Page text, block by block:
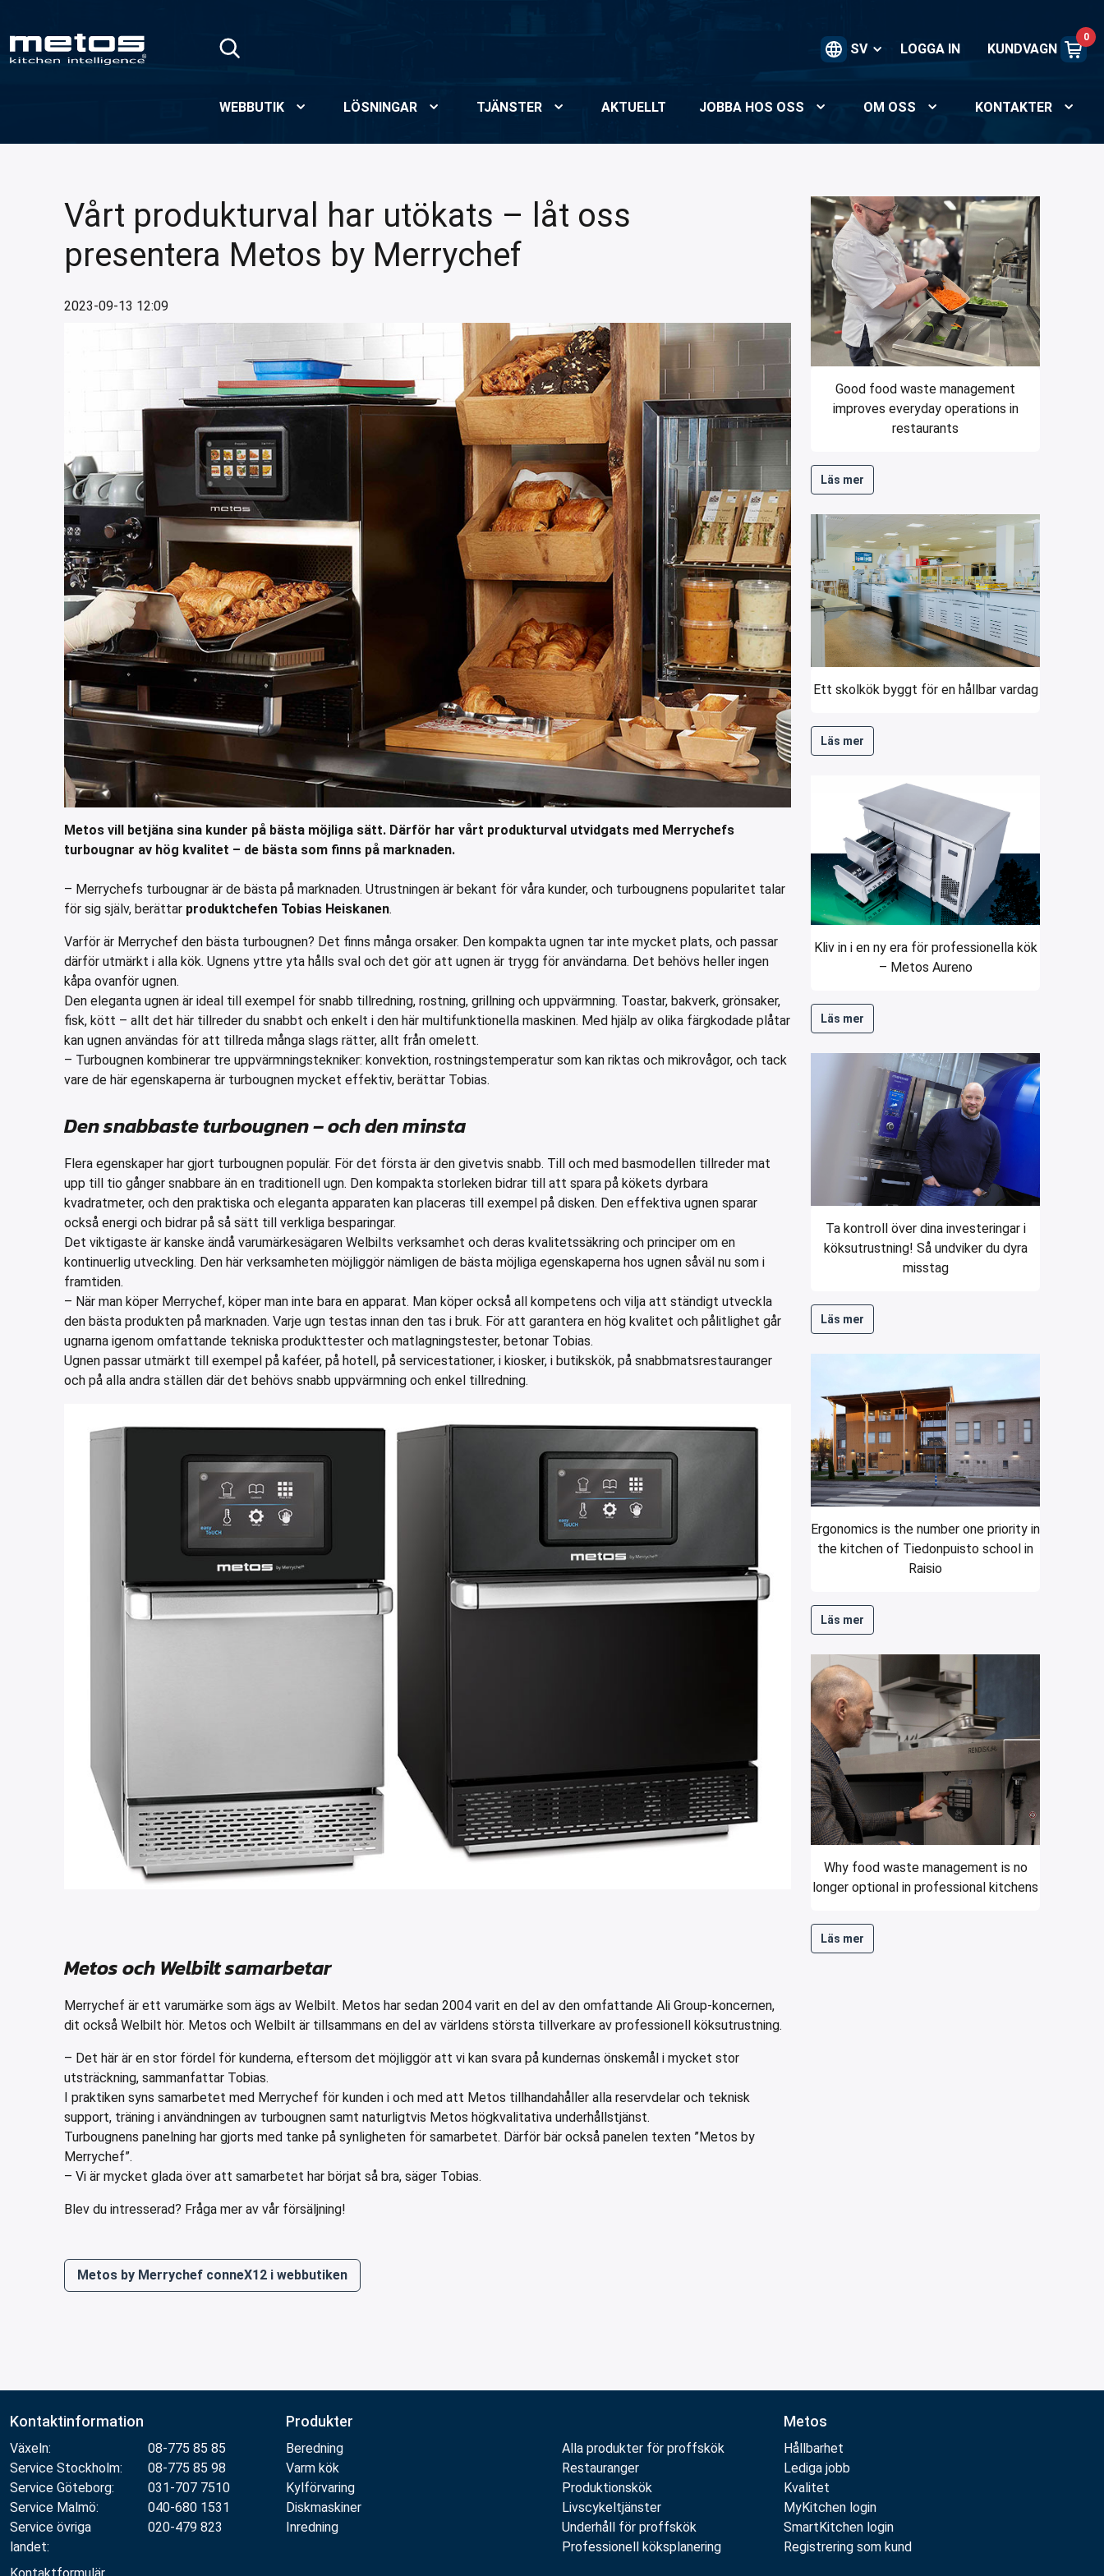
SV LOGGA IN KUNDVAGN
0
WEBBUTIK LÖSNINGAR TJÄNSTER AKTUELLT JOBBA HOS OSS OM OSS KONTAKTER
Vårt produkturval har utökats – låt oss
presentera Metos by Merrychef
2023-09-13 12:09
Metos vill betjäna sina kunder på bästa möjliga sätt. Därför har vårt produkturval utvidgats med Merrychefs
turbougnar av hög kvalitet – de bästa som finns på marknaden.
– Merrychefs turbougnar är de bästa på marknaden. Utrustningen är bekant för våra kunder, och turbougnens popularitet talar
för sig själv, berättar produktchefen Tobias Heiskanen.
Varför är Merrychef den bästa turbougnen? Det finns många orsaker. Den kompakta ugnen tar inte mycket plats, och passar
därför utmärkt i alla kök. Ugnens yttre yta hålls sval och det gör att ugnen är trygg för användarna. Det behövs heller ingen
kåpa ovanför ugnen.
Den eleganta ugnen är ideal till exempel för snabb tillredning, rostning, grillning och uppvärmning. Toastar, bakverk, grönsaker,
fisk, kött – allt det här tillreder du snabbt och enkelt i den här multifunktionella maskinen. Med hjälp av olika färgkodade plåtar
kan ugnen användas för att tillreda många slags rätter, allt från omelett.
– Turbougnen kombinerar tre uppvärmningstekniker: konvektion, rostningstemperatur som kan riktas och mikrovågor, och tack
vare de här egenskaperna är turbougnen mycket effektiv, berättar Tobias.
Den snabbaste turbougnen – och den minsta
Flera egenskaper har gjort turbougnen populär. För det första är den givetvis snabb. Till och med basmodellen tillreder mat
upp till tio gånger snabbare än en traditionell ugn. Den kompakta storleken bidrar till att spara på kökets dyrbara
kvadratmeter, och den praktiska och eleganta apparaten kan placeras till exempel på disken. Den effektiva ugnen sparar
också energi och bidrar på så sätt till verkliga besparingar.
Det viktigaste är kanske ändå varumärkesägaren Welbilts verksamhet och deras kvalitetssäkring och principer om en
kontinuerlig utveckling. Den här verksamheten möjliggör nämligen de bästa möjliga egenskaperna hos ugnen såväl nu som i
framtiden.
– När man köper Merrychef, köper man inte bara en apparat. Man köper också all kompetens och vilja att ständigt utveckla
den bästa produkten på marknaden. Varje ugn testas innan den tas i bruk. För att garantera en hög kvalitet och pålitlighet går
ugnarna igenom omfattande tekniska produkttester och matlagningstester, betonar Tobias.
Ugnen passar utmärkt till exempel på kaféer, på hotell, på servicestationer, i kiosker, i butikskök, på snabbmatsrestauranger
och på alla andra ställen där det behövs snabb uppvärmning och enkel tillredning.
Metos och Welbilt samarbetar
Merrychef är ett varumärke som ägs av Welbilt. Metos har sedan 2004 varit en del av den omfattande Ali Group-koncernen,
dit också Welbilt hör. Metos och Welbilt är tillsammans en del av världens största tillverkare av professionell köksutrustning.
– Det här är en stor fördel för kunderna, eftersom det möjliggör att vi kan svara på kundernas önskemål i mycket stor
utsträckning, sammanfattar Tobias.
I praktiken syns samarbetet med Merrychef för kunden i och med att Metos tillhandahåller alla reservdelar och teknisk
support, träning i användningen av turbougnen samt naturligtvis Metos högkvalitativa underhållstjänst.
Turbougnens panelning har gjorts med tanke på synligheten för samarbetet. Därför bär också panelen texten ”Metos by
Merrychef”.
– Vi är mycket glada över att samarbetet har börjat så bra, säger Tobias.
Blev du intresserad? Fråga mer av vår försäljning!
Metos by Merrychef conneX12 i webbutiken
Good food waste management
improves everyday operations in
restaurants
Läs mer
Ett skolkök byggt för en hållbar vardag
Läs mer
Kliv in i en ny era för professionella kök
– Metos Aureno
Läs mer
Ta kontroll över dina investeringar i
köksutrustning! Så undviker du dyra
misstag
Läs mer
Ergonomics is the number one priority in
the kitchen of Tiedonpuisto school in
Raisio
Läs mer
Why food waste management is no
longer optional in professional kitchens
Läs mer
Kontaktinformation
Växeln:
08-775 85 85
Service Stockholm:
08-775 85 98
Service Göteborg:
031-707 7510
Service Malmö:
040-680 1531
Service övriga
landet:
020-479 823
Produkter
Beredning
Varm kök
Kylförvaring
Diskmaskiner
Inredning
Alla produkter för proffskök
Restauranger
Produktionskök
Livscykeltjänster
Underhåll för proffskök
Professionell köksplanering
Metos
Hållbarhet
Lediga jobb
Kvalitet
MyKitchen login
SmartKitchen login
Registrering som kund